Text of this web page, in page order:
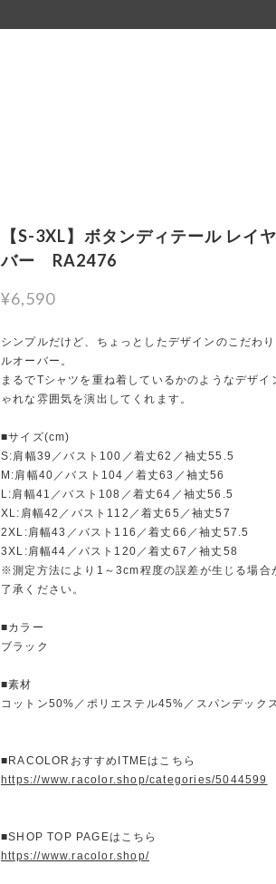
【S-3XL】ボタンディテール レイ
バー RA2476
¥6,590
シンプルだけど、ちょっとしたデザインのこだわ
ルオーバー。
まるでTシャツを重ね着しているかのようなデザイ
ゃれな雰囲気を演出してくれます。
■サイズ(cm)
S:肩幅39／バスト100／着丈62／袖丈55.5
M:肩幅40／バスト104／着丈63／袖丈56
L:肩幅41／バスト108／着丈64／袖丈56.5
XL:肩幅42／バスト112／着丈65／袖丈57
2XL:肩幅43／バスト116／着丈66／袖丈57.5
3XL:肩幅44／バスト120／着丈67／袖丈58
※測定方法により1～3cm程度の誤差が生じる場合
了承ください。
■カラー
ブラック
■素材
コットン50%／ポリエステル45%／スパンデック
■RACOLORおすすめITMEはこちら
https://www.racolor.shop/categories/5044599
■SHOP TOP PAGEはこちら
https://www.racolor.shop/